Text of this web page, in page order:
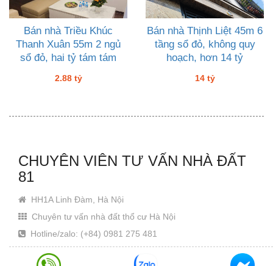
Bán nhà Triều Khúc
Thanh Xuân 55m 2 ngủ
sổ đỏ, hai tỷ tám tám
2.88 tỷ
Bán nhà Thịnh Liệt 45m 6
tầng sổ đỏ, không quy
hoạch, hơn 14 tỷ
14 tỷ
CHUYÊN VIÊN TƯ VẤN NHÀ ĐẤT
81
HH1A Linh Đàm, Hà Nội
Chuyên tư vấn nhà đất thổ cư Hà Nội
Hotline/zalo: (+84) 0981 275 481